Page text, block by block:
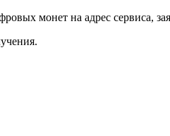
монет на адрес сервиса,